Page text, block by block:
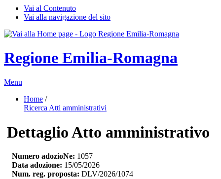
Vai al Contenuto
Vai alla navigazione del sito
Regione Emilia-Romagna
Menu
Home /
Ricerca Atti amministrativi
Dettaglio Atto amministrativo
Numero adozioNe: 1057
Data adozione: 15/05/2026
Num. reg. proposta: DLV/2026/1074